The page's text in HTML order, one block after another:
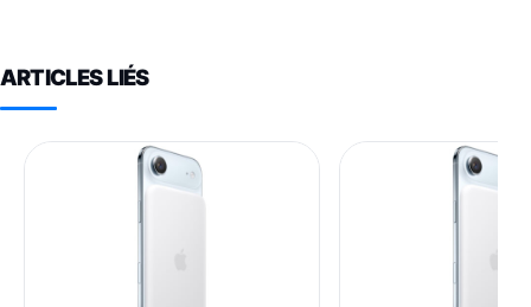
ARTICLES LIÉS